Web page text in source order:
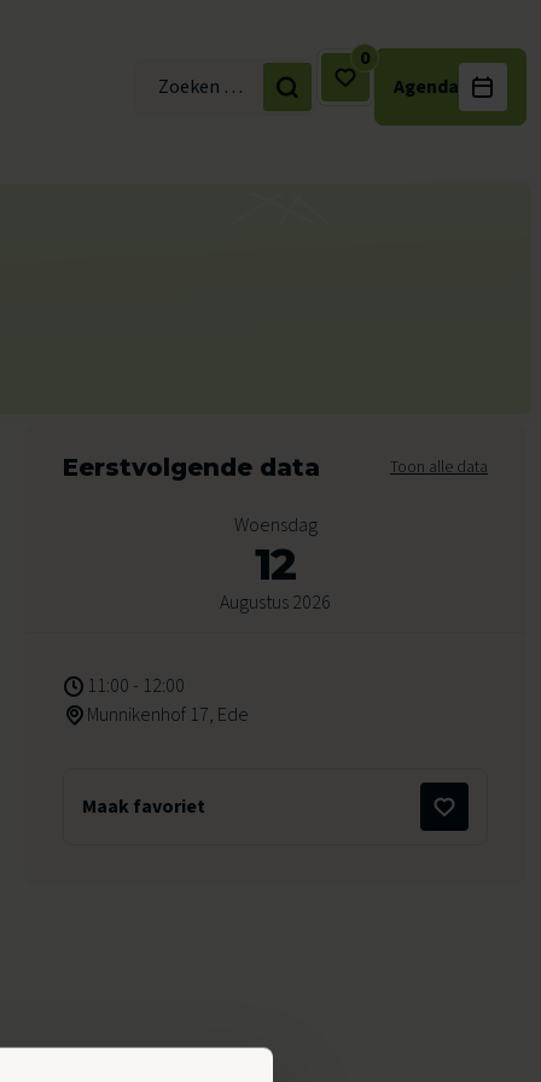
Zoek naar:
0
Agenda
Eerstvolgende data Toon alle data
Woensdag
12
Augustus 2026
11:00 - 12:00
Munnikenhof 17, Ede
Maak favoriet